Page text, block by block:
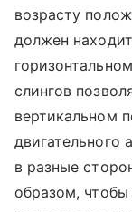
возрасту
должен
слингов
вертикальном
двигательного
в разные
образом, чтобы